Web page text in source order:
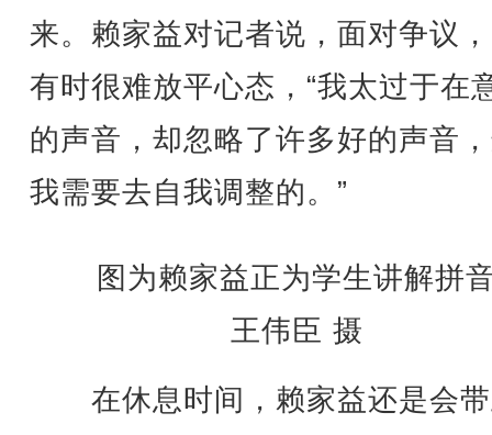
来。赖家益对记者说，面对争议
有时很难放平心态，“我太过于在
的声音，却忽略了许多好的声音
我需要去自我调整的。”
图为赖家益正为学生讲解
王伟臣 摄
在休息时间，赖家益还是会